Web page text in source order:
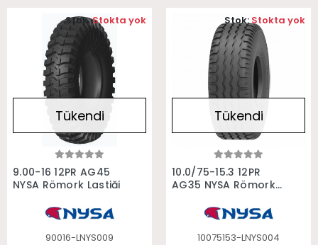
Stokta Yok
Tükendi
9.00-16 12PR AG45
NYSA Römork Lastiği
90016-LNYS009
Stok:Stokta yok
Stokta Yok
Tükendi
10.0/75-15.3 12PR
AG35 NYSA Römork
10075153-LNYS004
Stok:Stokta yok